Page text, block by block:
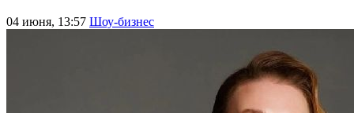
04 июня, 13:57 Шоу-бизнес